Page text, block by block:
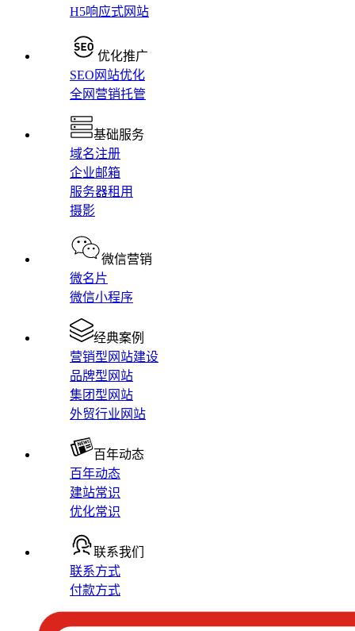
H5响应式网站
优化推广
SEO网站优化
全网营销托管
基础服务
域名注册
企业邮箱
服务器租用
摄影
微信营销
微名片
微信小程序
经典案例
营销型网站建设
品牌型网站
集团型网站
外贸行业网站
百年动态
百年动态
建站常识
优化常识
联系我们
联系方式
付款方式